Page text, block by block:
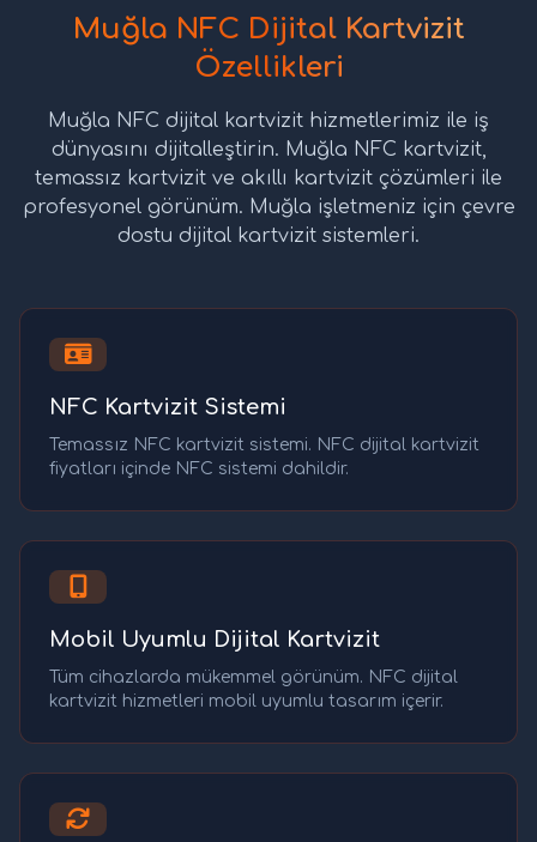
Muğla NFC Dijital Kartvizit
Özellikleri
Muğla NFC dijital kartvizit hizmetlerimiz ile iş
dünyasını dijitalleştirin. Muğla NFC kartvizit,
temassız kartvizit ve akıllı kartvizit çözümleri ile
profesyonel görünüm. Muğla işletmeniz için çevre
dostu dijital kartvizit sistemleri.
NFC Kartvizit Sistemi
Temassız NFC kartvizit sistemi. NFC dijital kartvizit
fiyatları içinde NFC sistemi dahildir.
Mobil Uyumlu Dijital Kartvizit
Tüm cihazlarda mükemmel görünüm. NFC dijital
kartvizit hizmetleri mobil uyumlu tasarım içerir.